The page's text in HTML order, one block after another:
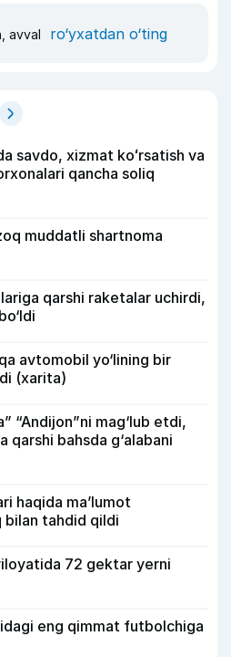
avval ro‘yxatdan o‘ting
savdo, xizmat koʻrsatish va
qancha soliq
muddatli shartnoma
qarshi raketalar uchirdi,
avtomobil yo‘lining bir
(xarita)
“Andijon”ni mag‘lub etdi,
qarshi bahsda g‘alabani
haqida ma’lumot
tahdid qildi
72 gektar yerni
eng qimmat futbolchiga